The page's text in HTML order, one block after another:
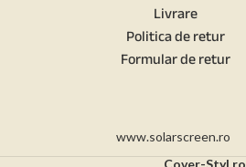
Livrare
Politica de retur
Formular de retur
www.solarscreen.ro
Cover-Styl.ro